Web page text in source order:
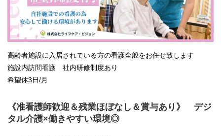
高齢者施設に入居されている方の看護全般をお任せ致します
施設内訪問看護 社内研修制度あり
希望休3日/月
《准看護師歓迎＆残業ほぼなし＆賞与あり》 デジ
タル介護×働きやすい環境◎